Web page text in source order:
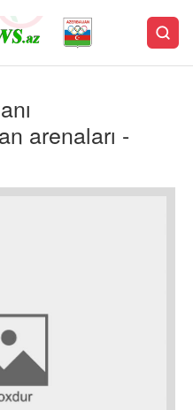
arenaları -